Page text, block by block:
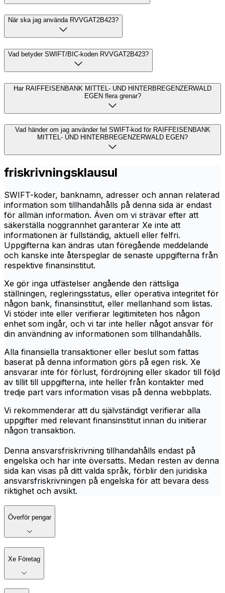
När ska jag använda RVVGAT2B423?
Vad betyder SWIFT/BIC-koden RVVGAT2B423?
Har RAIFFEISENBANK MITTEL- UND HINTERBREGENZERWALD
EGEN flera grenar?
Vad händer om jag använder fel SWIFT-kod för RAIFFEISENBANK
MITTEL- UND HINTERBREGENZERWALD EGEN?
friskrivningsklausul
SWIFT-koder, banknamn, adresser och annan relaterad
information som tillhandahålls på denna sida är endast
för allmän information. Även om vi strävar efter att
säkerställa noggrannhet garanterar Xe inte att
informationen är fullständig, aktuell eller felfri.
Uppgifterna kan ändras utan föregående meddelande
och kanske inte återspeglar de senaste uppgifterna från
respektive finansinstitut.
Xe gör inga utfästelser angående den rättsliga
ställningen, regleringsstatus, eller operativa integritet för
någon bank, finansinstitut, eller mellanhand som listas.
Vi stöder inte eller verifierar legitimiteten hos någon
enhet som ingår, och vi tar inte heller något ansvar för
din användning av informationen som tillhandahålls.
Alla finansiella transaktioner eller beslut som fattas
baserat på denna information görs på egen risk. Xe
ansvarar inte för förlust, fördröjning eller skador till följd
av tillit till uppgifterna, inte heller från kontakter med
tredje part vars information visas på denna webbplats.
Vi rekommenderar att du självständigt verifierar alla
uppgifter med relevant finansinstitut innan du initierar
någon transaktion.
Denna ansvarsfriskrivning tillhandahålls endast på
engelska och har inte översatts. Medan resten av denna
sida kan visas på ditt valda språk, förblir den juridiska
ansvarsfriskrivningen på engelska för att bevara dess
riktighet och avsikt.
Överför pengar
Xe Företag